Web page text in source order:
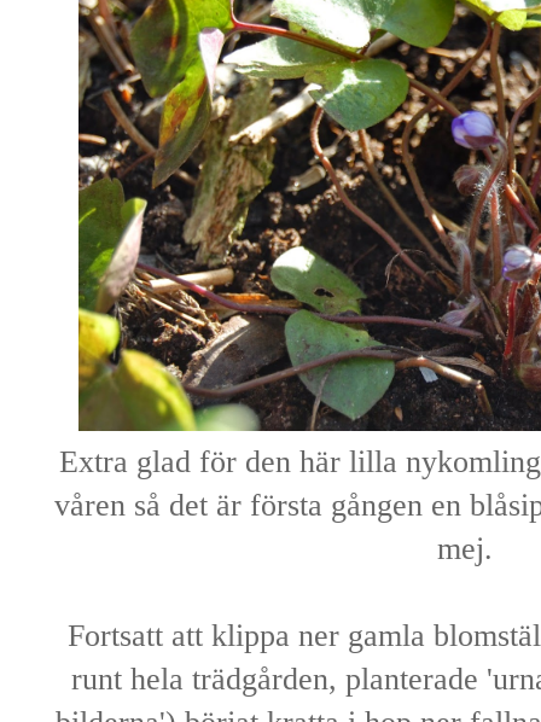
Extra glad för den här lilla
våren så det är första gången en
mej.
Fortsatt att klippa ner gamla
runt hela trädgården, planterade